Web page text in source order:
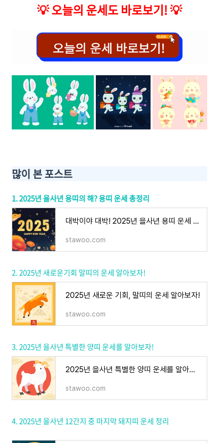
💡오늘의 운세도 바로보기!💡
많이 본 포스트
1. 2025년 을사년 용띠의 해? 용띠 운세 총정리
대박이야 대박! 2025년 을사년 용띠 운세 총정리
stawoo.com
2. 2025년 새로운기회 말띠의 운세 알아보자!
2025년 새로운 기회, 말띠의 운세 알아보자!
stawoo.com
3. 2025년 을사년 특별한 양띠 운세를 알아보자!
2025년 을사년 특별한 양띠 운세를 알아보자!
stawoo.com
4. 2025년 을사년 12간지 중 마지막 돼지띠 운세 정리